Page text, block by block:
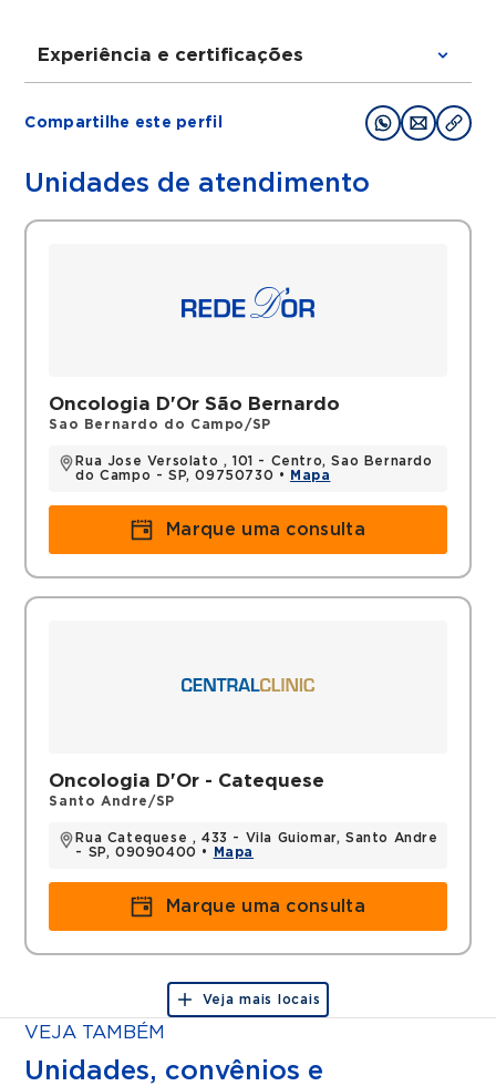
Experiência e certificações
Federal de Juiz de Fora -MG em 1998
Saúde Santa Marcelina 1999-2002
Médica de Central Clinic 2008 – atual
Médica do Hospital Brasil 2011 – atual
Oncologia Clínica da Faculdade de Medicina
Títulos
Membro Grupo Brasileiro de Tumores
Compartilhe este perfil
Unidades de atendimento
Oncologia D'Or São Bernardo
Sao Bernardo do Campo/SP
Rua Jose Versolato , 101 - Centro, Sao Bernardo
do Campo - SP, 09750730 •
Mapa
Marque uma consulta
Oncologia D'Or - Catequese
Santo Andre/SP
Rua Catequese , 433 - Vila Guiomar, Santo Andre
- SP, 09090400 •
Mapa
Marque uma consulta
Veja mais locais
VEJA TAMBÉM
Unidades, convênios e